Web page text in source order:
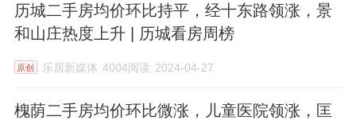
历城二手房均价环比持平，经十东路领涨，景
和山庄热度上升 | 历城看房周榜
原创 乐居新媒体 4004阅读 2024-04-27
槐荫二手房均价环比微涨，儿童医院领涨，匡